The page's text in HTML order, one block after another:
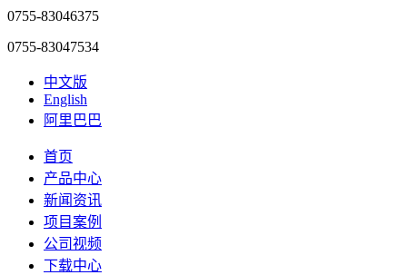
0755-83046375
0755-83047534
中文版
English
阿里巴巴
首页
产品中心
新闻资讯
项目案例
公司视频
下载中心